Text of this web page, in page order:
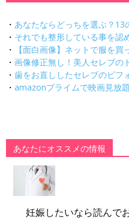
・ あなたならどっちを選ぶ？13
・ それでも整形している事を認
・
【面白画像】ネットで服を買
・ 画像修正無し！美人セレブの
・ 歯をお直ししたセレブのビフ
・ amazonプライムで映画見放
あなたにオススメの情報
妊娠したいなら読んで